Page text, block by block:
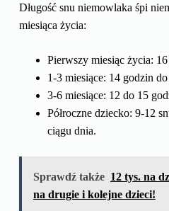
Długość snu niemowlaka śpi
miesiąca życia:
Pierwszy miesiąc życia:
1-3 miesiące: 14 godzin
3-6 miesiące: 12 do 15
Półroczne dziecko: 9-12
ciągu dnia.
Sprawdź także 12 tys. na
na drugie i kolejne dzieci!